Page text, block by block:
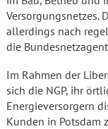
Versorgungsnetzes.
allerdings nach
die
Im Rahmen der
sich die NGP, ihr
Energieversorgern
Kunden in Potsdam